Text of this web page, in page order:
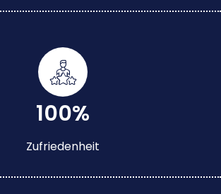
100%
Zufriedenheit